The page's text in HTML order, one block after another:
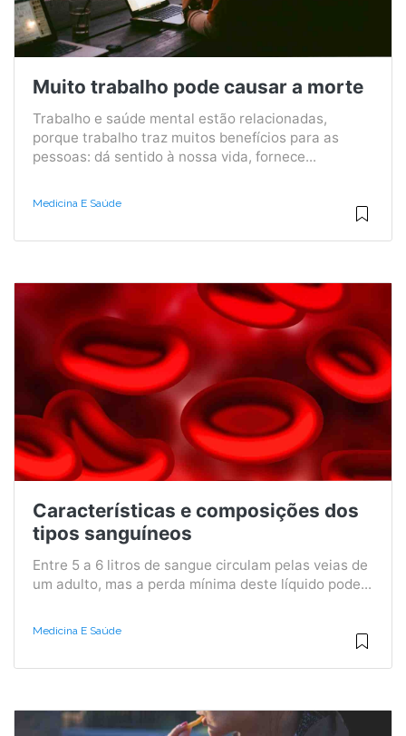
Muito trabalho pode causar a morte
Trabalho e saúde mental estão relacionadas,
porque trabalho traz muitos benefícios para as
pessoas: dá sentido à nossa vida, fornece...
Medicina E Saúde
Características e composições dos
tipos sanguíneos
Entre 5 a 6 litros de sangue circulam pelas veias de
um adulto, mas a perda mínima deste líquido pode...
Medicina E Saúde